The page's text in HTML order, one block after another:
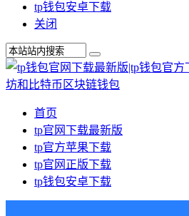
tp钱包安卓下载
关闭
首页
tp官网下载最新版
tp官方苹果下载
tp官网正版下载
tp钱包安卓下载